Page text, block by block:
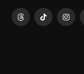
الانستغرامتيكتوك Threads